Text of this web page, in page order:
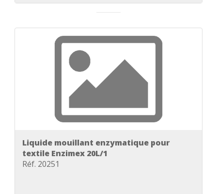
Liquide mouillant enzymatique pour
textile Enzimex 20L/1
Réf. 20251